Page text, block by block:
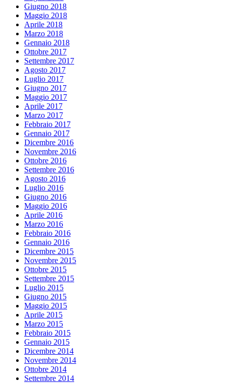
Giugno 2018
Maggio 2018
Aprile 2018
Marzo 2018
Gennaio 2018
Ottobre 2017
Settembre 2017
Agosto 2017
Luglio 2017
Giugno 2017
Maggio 2017
Aprile 2017
Marzo 2017
Febbraio 2017
Gennaio 2017
Dicembre 2016
Novembre 2016
Ottobre 2016
Settembre 2016
Agosto 2016
Luglio 2016
Giugno 2016
Maggio 2016
Aprile 2016
Marzo 2016
Febbraio 2016
Gennaio 2016
Dicembre 2015
Novembre 2015
Ottobre 2015
Settembre 2015
Luglio 2015
Giugno 2015
Maggio 2015
Aprile 2015
Marzo 2015
Febbraio 2015
Gennaio 2015
Dicembre 2014
Novembre 2014
Ottobre 2014
Settembre 2014